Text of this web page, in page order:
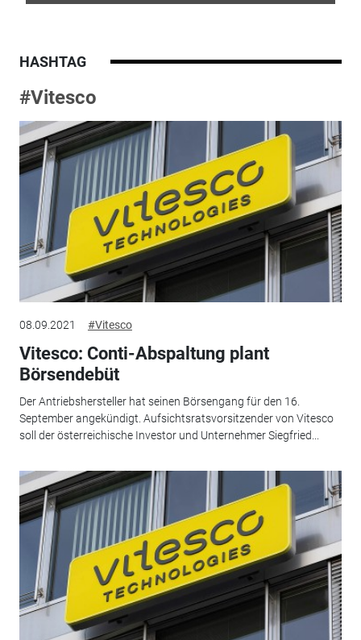
HASHTAG
#Vitesco
08.09.2021 #Vitesco
Vitesco: Conti-Abspaltung plant
Börsendebüt
Der Antriebshersteller hat seinen Börsengang für den 16.
September angekündigt. Aufsichtsratsvorsitzender von Vitesco
soll der österreichische Investor und Unternehmer Siegfried...